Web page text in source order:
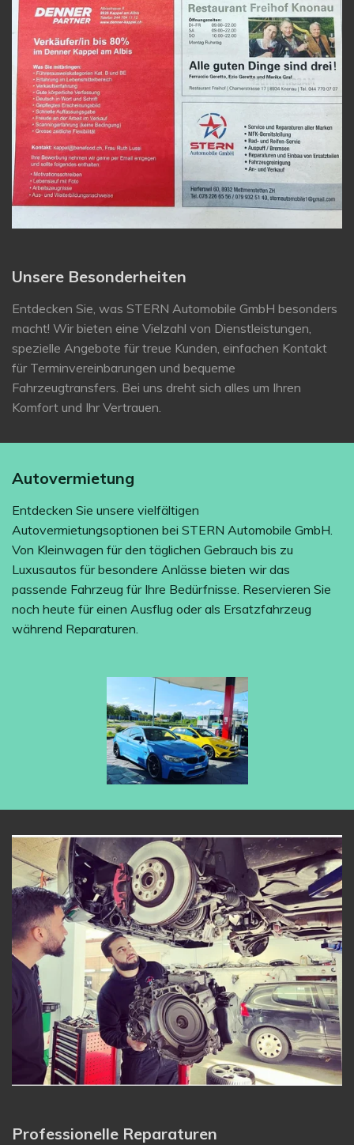
Unsere Besonderheiten
Entdecken Sie, was STERN Automobile GmbH besonders
macht! Wir bieten eine Vielzahl von Dienstleistungen,
spezielle Angebote für treue Kunden, einfachen Kontakt
für Terminvereinbarungen und bequeme
Fahrzeugtransfers. Bei uns dreht sich alles um Ihren
Komfort und Ihr Vertrauen.
Autovermietung
Entdecken Sie unsere vielfältigen
Autovermietungsoptionen bei STERN Automobile GmbH.
Von Kleinwagen für den täglichen Gebrauch bis zu
Luxusautos für besondere Anlässe bieten wir das
passende Fahrzeug für Ihre Bedürfnisse. Reservieren Sie
noch heute für einen Ausflug oder als Ersatzfahrzeug
während Reparaturen.
Professionelle Reparaturen